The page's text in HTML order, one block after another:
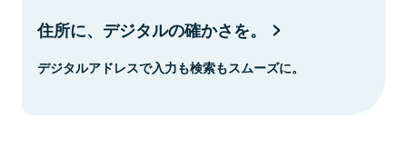
住所に、デジタルの確かさを。
デジタルアドレスで入力も検索もスムーズに。